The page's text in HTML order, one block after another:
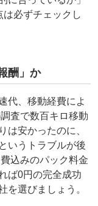
必ずチェックし
酬」か
代、移動経費によ
査で数百キロ移動
は安かったのに、
いうトラブルが後
込みのパック料金
ば0円の完全成功
を選びましょう。